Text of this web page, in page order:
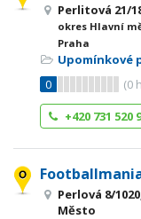
Perlitová 21/
okres Hlavní
Praha
Upomínkové
0
(0
+420 731 520
Perlová 8/
Město